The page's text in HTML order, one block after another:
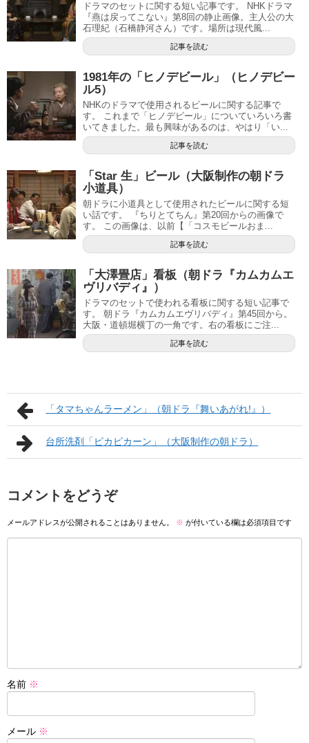
ドラマのセットに関する短い記事です。 NHKドラマ
『燕は戻ってこない』第8回の静止画像。主人公の大
石理紀（石橋静河さん）です。場所は現代風...
記事を読む
1981年の「ヒノデビール」（ヒノデビー
ル5）
NHKのドラマで使用されるビールに関する記事で
す。 これまで「ヒノデビール」についていろいろ書
いてきました。最も興味があるのは、やはり「い...
記事を読む
「Star 生」ビール（大阪制作の朝ドラ
小道具）
朝ドラに小道具として使用されたビールに関する短
い話です。 『ちりとてちん』第20回からの画像で
す。 この画像は、以前【「コスモビールおま...
記事を読む
「大澤畳店」看板（朝ドラ『カムカムエ
ヴリバディ』）
ドラマのセットで使われる看板に関する短い記事で
す。 朝ドラ『カムカムエヴリバディ』第45回から。
大阪・道頓堀横丁の一角です。右の看板にご注...
記事を読む
「タマちゃんラーメン」（朝ドラ『舞いあがれ!』）
台所洗剤「ピカピカーン」（大阪制作の朝ドラ）
コメントをどうぞ
メールアドレスが公開されることはありません。 ※ が付いている欄は必須項目です
名前 ※
メール ※